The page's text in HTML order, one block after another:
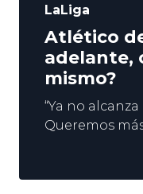
LaLiga
Atlético
adelante,
mismo?
“Ya no
Queremos
dos días
Parece que el